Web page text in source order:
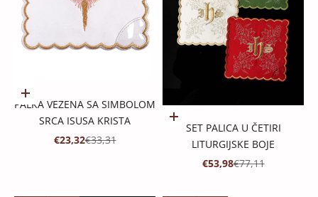
Dodaj u košaricu
PALKA VEZENA SA SIMBOLOM
SRCA ISUSA KRISTA
PROMOTIVNA CIJENA
€23,32REDOVNA CIJENA
€33,31
Dodaj u košaricu
SET PALICA U ČETIRI
LITURGIJSKE BOJE
PROMOTIVNA CIJENA
€53,98REDOVNA CIJENA
€77,11